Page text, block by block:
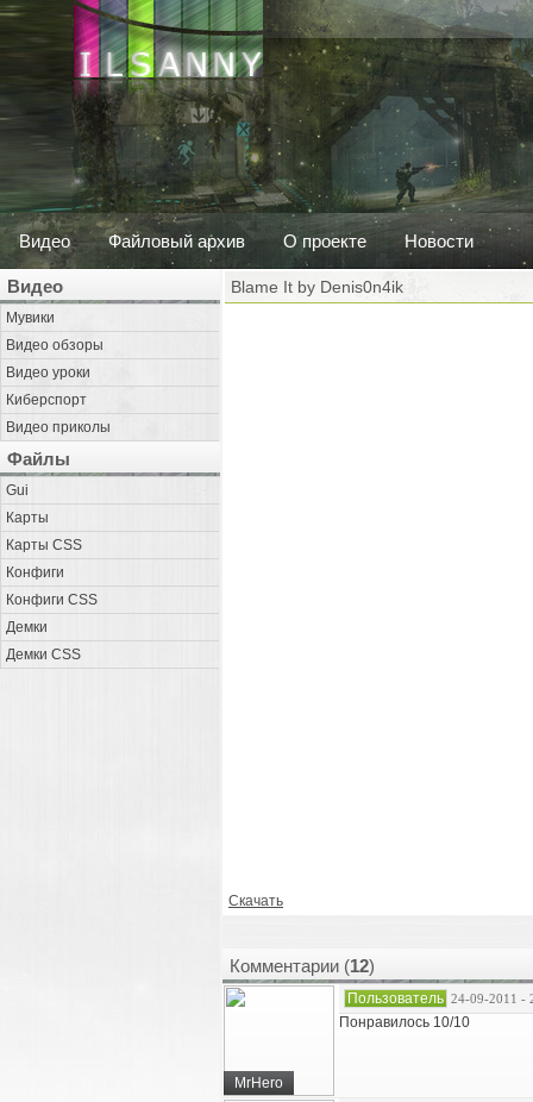
Видео Файловый архив О проекте Новости
Видео
Мувики
Видео обзоры
Видео уроки
Киберспорт
Видео приколы
Файлы
Gui
Карты
Карты CSS
Конфиги
Конфиги CSS
Демки
Демки CSS
Blame It by Denis0n4ik
Скачать
Комментарии (12)
MrHero
Пользователь 24-09-2011 -
Понравилось 10/10